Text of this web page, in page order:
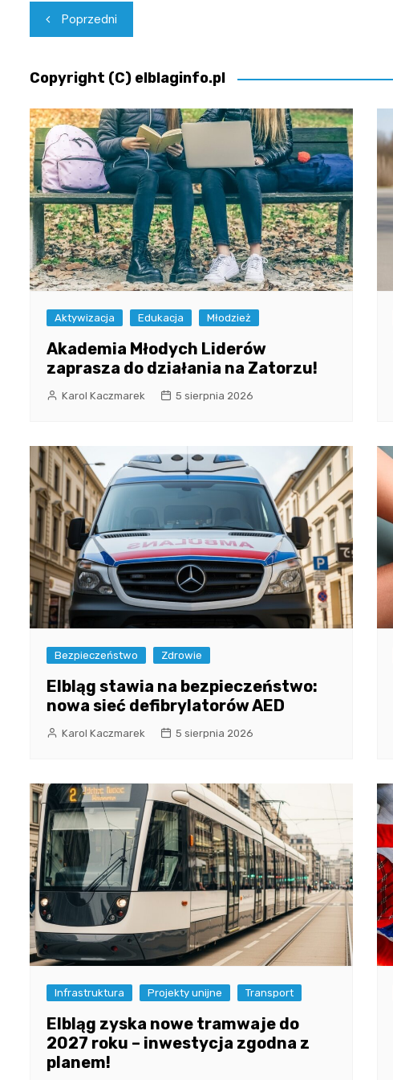
Nawigacja
wpisu
Poprzedni
Copyright (C) elblaginfo.pl
Aktywizacja Edukacja Młodzież
Akademia Młodych Liderów
zaprasza do działania na Zatorzu!
Karol Kaczmarek 5 sierpnia 2026
Bezpieczeństwo Zdrowie
Elbląg stawia na bezpieczeństwo:
nowa sieć defibrylatorów AED
Karol Kaczmarek 5 sierpnia 2026
Infrastruktura Projekty unijne Transport
Elbląg zyska nowe tramwaje do
2027 roku – inwestycja zgodna z
planem!